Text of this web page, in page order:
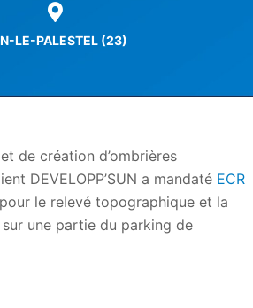
LE-PALESTEL (23)
de création d’ombrières
DEVELOPP’SUN a mandaté ECR
pour le relevé topographique et la
une partie du parking de